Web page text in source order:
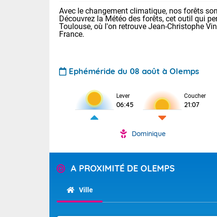
Avec le changement climatique, nos forêts
Découvrez la Météo des forêts, cet outil qui
Toulouse, où l'on retrouve Jean-Christophe
France.
Ephéméride du 08 août à Olemps
Lever
06:45
Coucher
21:07
Dominique
A PROXIMITÉ DE OLEMPS
Ville
Voici les
: 22/28 Paris
Clermont-Fd
Limoges :
Lille : 22/29
Très
(83), et